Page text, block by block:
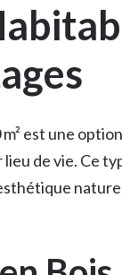
est une
de vie. Ce